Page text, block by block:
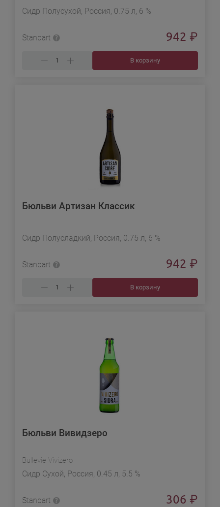
Сидр Полусухой, Россия, 0.75 л, 6 %
Standart 942 ₽
В корзину
Бюльви Артизан Классик
Сидр Полусладкий, Россия, 0.75 л, 6 %
Standart 942 ₽
В корзину
Бюльви Вивидзеро
Bullevie Vivizero
Сидр Сухой, Россия, 0.45 л, 5.5 %
Standart 306 ₽